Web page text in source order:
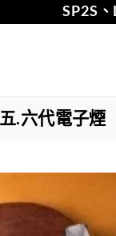
SP2S
五.六代電子煙